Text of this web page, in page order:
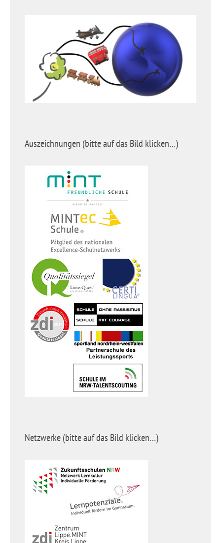
Auszeichnungen (bitte auf das Bild klicken…)
Netzwerke (bitte auf das Bild klicken…)